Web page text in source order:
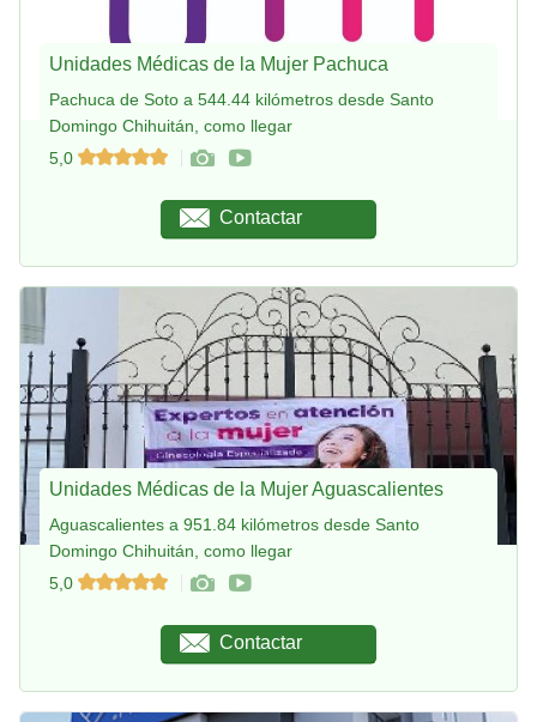
Unidades Médicas de la Mujer Pachuca
Pachuca de Soto a 544.44 kilómetros desde Santo
Domingo Chihuitán, como llegar
5,0
Contactar
Unidades Médicas de la Mujer Aguascalientes
Aguascalientes a 951.84 kilómetros desde Santo
Domingo Chihuitán, como llegar
5,0
Contactar